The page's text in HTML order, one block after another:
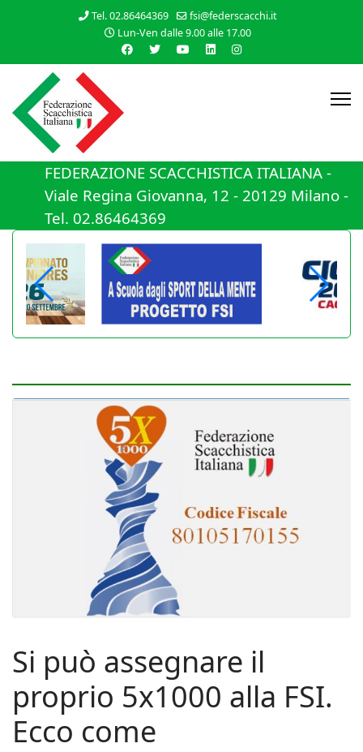
Tel. 02.86464369
fsi@federscacchi.it
Lun-Ven dalle 9.00 alle 17.00
FEDERAZIONE SCACCHISTICA ITALIANA -
Viale Regina Giovanna, 12 - 20129 Milano -
Tel. 02.86464369
Si può assegnare il
proprio 5x1000 alla FSI.
Ecco come